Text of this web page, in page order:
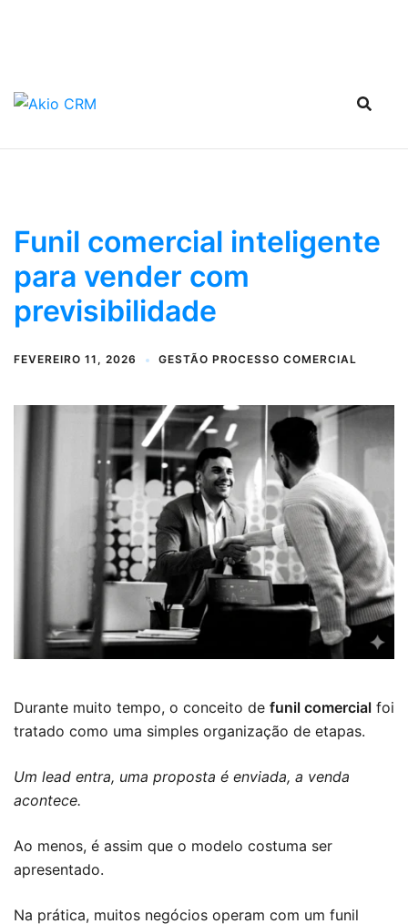
Funil comercial inteligente
para vender com
previsibilidade
FEVEREIRO 11, 2026 GESTÃO PROCESSO COMERCIAL
Durante muito tempo, o conceito de funil comercial foi
tratado como uma simples organização de etapas.
Um lead entra, uma proposta é enviada, a venda
acontece.
Ao menos, é assim que o modelo costuma ser
apresentado.
Na prática, muitos negócios operam com um funil